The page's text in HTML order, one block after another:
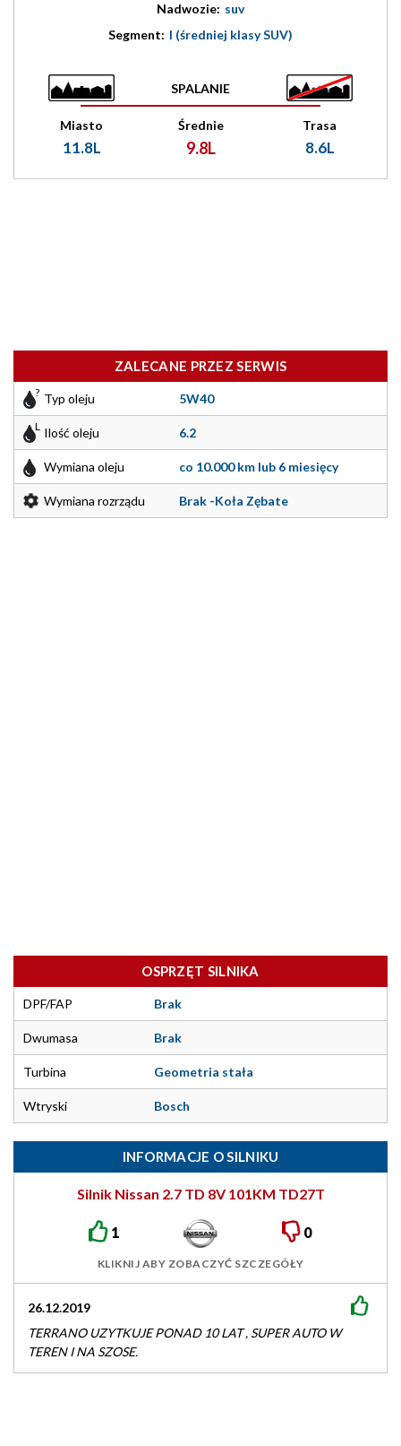
Nadwozie: suv
Segment: I (średniej klasy SUV)
SPALANIE
Miasto
11.8L
Średnie
9.8L
Trasa
8.6L
ZALECANE PRZEZ SERWIS
Typ oleju 5W40
Ilość oleju 6.2
Wymiana oleju co 10.000 km lub 6 miesięcy
Wymiana rozrządu Brak -Koła Zębate
OSPRZĘT SILNIKA
DPF/FAP Brak
Dwumasa Brak
Turbina Geometria stała
Wtryski Bosch
INFORMACJE O SILNIKU
Silnik Nissan 2.7 TD 8V 101KM TD27T
1 0
KLIKNIJ ABY ZOBACZYĆ SZCZEGÓŁY
26.12.2019
TERRANO UZYTKUJE PONAD 10 LAT , SUPER AUTO W
TEREN I NA SZOSE.